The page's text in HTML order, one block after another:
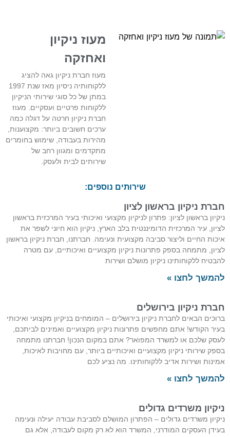
מעוז ניקיון
ואחזקה
מעוז חברת ניקיון גאה להציג
ללקוחותיה ניסיון מאז שנת 1997
במתן של כל סוגי שירותי הניקיון
ללקוחות פרטיים ועסקיים. מעוז
חברת ניקיון חרטה על דגלה כמה
ערכים חשובים ביותר: מקצוענות,
מהירות בעבודה, שימוש בחומרים
מתקדמים ומגוון רחב של
שירותים לבית ולעסק.
שירותים נוספים:
חברת ניקיון בראשון לציון
ניקיון בראשון לציון: פתרון לניקיון מקצועי ואיכותי בעיר המרכזית בראשון
לציון, עיר המרכזית הדומיננטית בלב הארץ, ניקיון הוא חיוני לשפר את
איכות החיים וליצור סביבה מקצועית ונעימה. חברתנו, חברת ניקיון בראשון
לציון, מתמחה בספק פתרונות ניקיון מקצועיים ואיכותיים, עם מטרה
להבטיח ללקוחותינו ניקיון מושלם ושירות
להמשך לחצו »
חברת ניקיון בירושלים
ברוכים הבאים לחברת ניקיון בירושלים – המומחים בניקיון מקצועי ואיכותי
בעיר הקודש! אתם מחפשים פתרונות ניקיון מקצועיים ואמינים לביתכם,
לעסק שלכם או למשרד המפואר? אתם במקום הנכון! חברתנו מתמחה
בספק שירותי ניקיון מקצועיים ואיכותיים ביותר, עם מחויבות לאיכות,
אמינות ושירות אדיב ללקוחותינו. מה נציע לכם
להמשך לחצו »
ניקיון משרדים גדולים
ניקיון משרדים גדולים – הפתרון המושלם לסביבת עבודה יעילה ונעימה
בעידן העסקים המודרני, המשרד הוא לא רק מקום לעבודה, אלא גם